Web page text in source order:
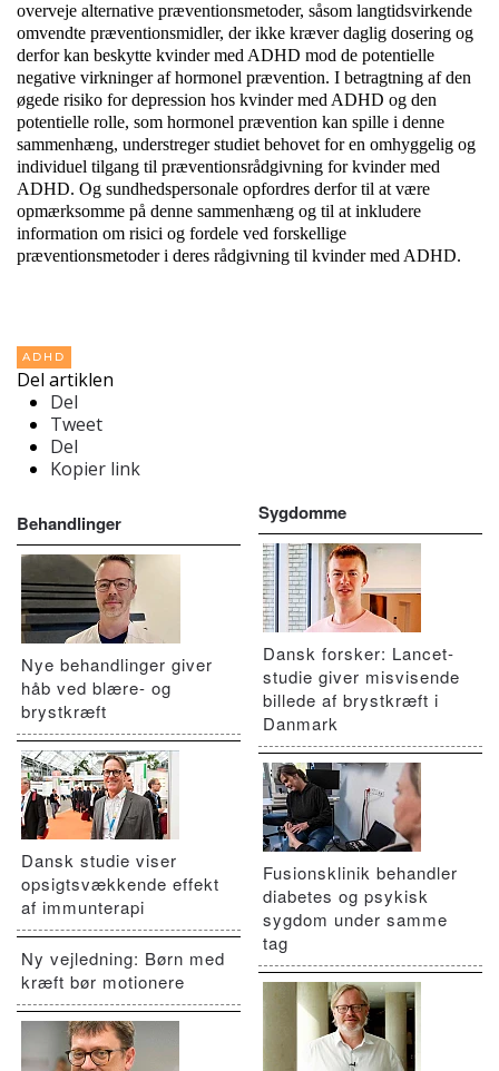
overveje alternative præventionsmetoder, såsom langtidsvirkende
omvendte præventionsmidler, der ikke kræver daglig dosering og
derfor kan beskytte kvinder med ADHD mod de potentielle
negative virkninger af hormonel prævention. I betragtning af den
øgede risiko for depression hos kvinder med ADHD og den
potentielle rolle, som hormonel prævention kan spille i denne
sammenhæng, understreger studiet behovet for en omhyggelig og
individuel tilgang til præventionsrådgivning for kvinder med
ADHD. Og sundhedspersonale opfordres derfor til at være
opmærksomme på denne sammenhæng og til at inkludere
information om risici og fordele ved forskellige
præventionsmetoder i deres rådgivning til kvinder med ADHD.
ADHD
Del artiklen
Del
Tweet
Del
Kopier link
Behandlinger
Nye behandlinger giver
håb ved blære- og
brystkræft
Dansk studie viser
opsigtsvækkende effekt
af immunterapi
Ny vejledning: Børn med
kræft bør motionere
Sygdomme
Dansk forsker: Lancet-
studie giver misvisende
billede af brystkræft i
Danmark
Fusionsklinik behandler
diabetes og psykisk
sygdom under samme
tag